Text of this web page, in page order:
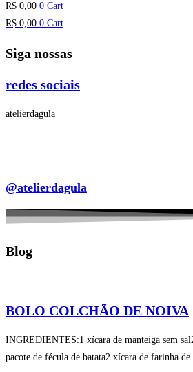
R$ 0,00 0 Cart
R$ 0,00 0 Cart
Siga nossas
redes sociais
atelierdagula
@atelierdagula
Blog
BOLO COLCHÃO DE NOIVA
INGREDIENTES:1 xícara de manteiga sem
pacote de fécula de batata2 xícara de farinha